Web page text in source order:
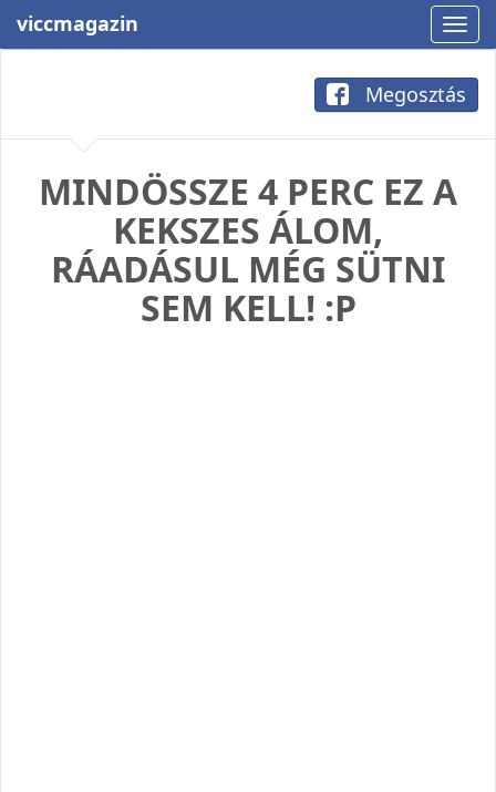
viccmagazin
Megosztás
MINDÖSSZE 4 PERC EZ A
KEKSZES ÁLOM,
RÁADÁSUL MÉG SÜTNI
SEM KELL! :P